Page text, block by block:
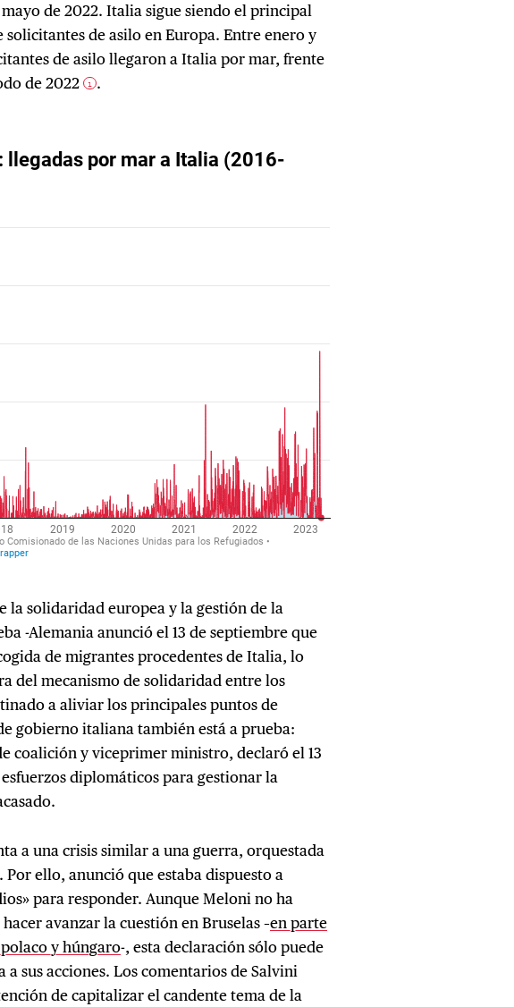
de 2022. Italia sigue siendo el principal
de asilo en Europa. Entre enero y
de asilo llegaron a Italia por mar, frente
de 2022 1 .
la solidaridad europea y la gestión de la
-Alemania anunció el 13 de septiembre que
de migrantes procedentes de Italia, lo
del mecanismo de solidaridad entre los
a aliviar los principales puntos de
gobierno italiana también está a prueba:
coalición y viceprimer ministro, declaró el 13
diplomáticos para gestionar la
a una crisis similar a una guerra, orquestada
ello, anunció que estaba dispuesto a
para responder. Aunque Meloni no ha
avanzar la cuestión en Bruselas –en parte
y húngaro-, esta declaración sólo puede
a sus acciones. Los comentarios de Salvini
de capitalizar el candente tema de la